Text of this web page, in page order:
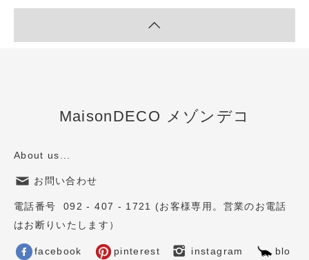
MaisonDECO メゾンデコ
About us...
お問い合わせ
電話番号 092 - 407 - 1721 (お客様専用。営業のお電話
はお断りいたします）
facebook pinterest instagram
blo